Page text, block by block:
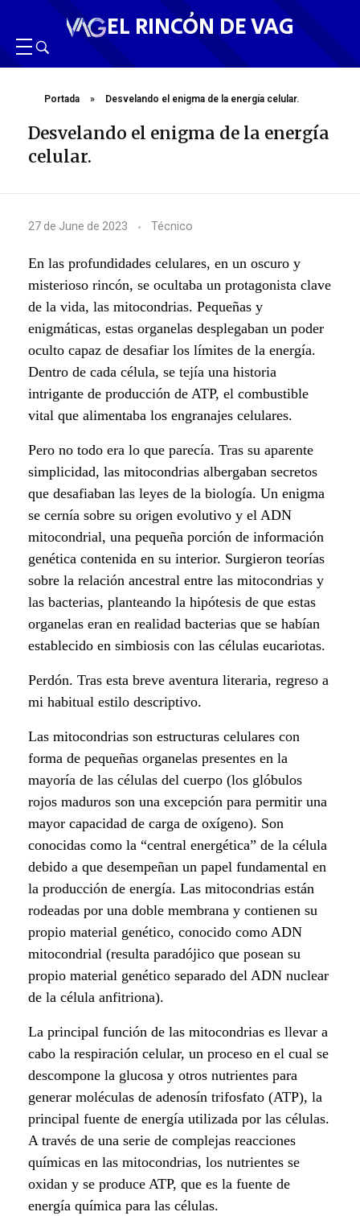
EL RINCÓN DE VAG
Portada » Desvelando el enigma de la energía celular.
Desvelando el enigma de la energía
celular.
D
e
s
v
e
l
a
n
d
o
e
l
e
n
i
g
m
a
d
e
l
a
e
n
e
r
g
í
a
c
27 de June de 2023 Técnico
En las profundidades celulares, en un oscuro y
misterioso rincón, se ocultaba un protagonista clave
de la vida, las mitocondrias. Pequeñas y
enigmáticas, estas organelas desplegaban un poder
oculto capaz de desafiar los límites de la energía.
Dentro de cada célula, se tejía una historia
intrigante de producción de ATP, el combustible
vital que alimentaba los engranajes celulares.
Pero no todo era lo que parecía. Tras su aparente
simplicidad, las mitocondrias albergaban secretos
que desafiaban las leyes de la biología. Un enigma
se cernía sobre su origen evolutivo y el ADN
mitocondrial, una pequeña porción de información
genética contenida en su interior. Surgieron teorías
sobre la relación ancestral entre las mitocondrias y
las bacterias, planteando la hipótesis de que estas
organelas eran en realidad bacterias que se habían
establecido en simbiosis con las células eucariotas.
Perdón. Tras esta breve aventura literaria, regreso a
mi habitual estilo descriptivo.
Las mitocondrias son estructuras celulares con
forma de pequeñas organelas presentes en la
mayoría de las células del cuerpo (los glóbulos
rojos maduros son una excepción para permitir una
mayor capacidad de carga de oxígeno). Son
conocidas como la “central energética” de la célula
debido a que desempeñan un papel fundamental en
la producción de energía. Las mitocondrias están
rodeadas por una doble membrana y contienen su
propio material genético, conocido como ADN
mitocondrial (resulta paradójico que posean su
propio material genético separado del ADN nuclear
de la célula anfitriona).
La principal función de las mitocondrias es llevar a
cabo la respiración celular, un proceso en el cual se
descompone la glucosa y otros nutrientes para
generar moléculas de adenosín trifosfato (ATP), la
principal fuente de energía utilizada por las células.
A través de una serie de complejas reacciones
químicas en las mitocondrias, los nutrientes se
oxidan y se produce ATP, que es la fuente de
energía química para las células.